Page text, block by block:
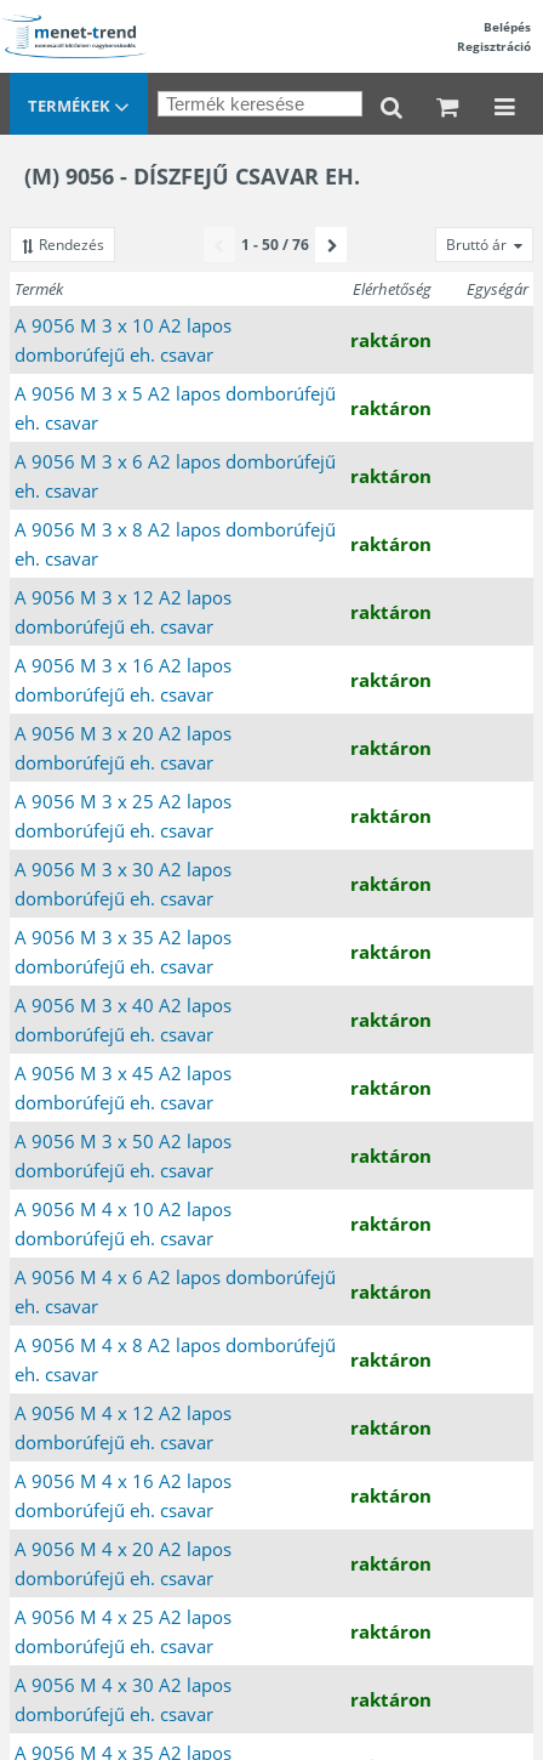
Belépés
Regisztráció
TERMÉKEK
(M) 9056 - DÍSZFEJŰ CSAVAR EH.
Rendezés 1 - 50 / 76 Bruttó ár
Termék Elérhetőség Egységár
A 9056 M 3 x 10 A2 lapos
domborúfejű eh. csavar
raktáron
A 9056 M 3 x 5 A2 lapos domborúfejű
eh. csavar
raktáron
A 9056 M 3 x 6 A2 lapos domborúfejű
eh. csavar
raktáron
A 9056 M 3 x 8 A2 lapos domborúfejű
eh. csavar
raktáron
A 9056 M 3 x 12 A2 lapos
domborúfejű eh. csavar
raktáron
A 9056 M 3 x 16 A2 lapos
domborúfejű eh. csavar
raktáron
A 9056 M 3 x 20 A2 lapos
domborúfejű eh. csavar
raktáron
A 9056 M 3 x 25 A2 lapos
domborúfejű eh. csavar
raktáron
A 9056 M 3 x 30 A2 lapos
domborúfejű eh. csavar
raktáron
A 9056 M 3 x 35 A2 lapos
domborúfejű eh. csavar
raktáron
A 9056 M 3 x 40 A2 lapos
domborúfejű eh. csavar
raktáron
A 9056 M 3 x 45 A2 lapos
domborúfejű eh. csavar
raktáron
A 9056 M 3 x 50 A2 lapos
domborúfejű eh. csavar
raktáron
A 9056 M 4 x 10 A2 lapos
domborúfejű eh. csavar
raktáron
A 9056 M 4 x 6 A2 lapos domborúfejű
eh. csavar
raktáron
A 9056 M 4 x 8 A2 lapos domborúfejű
eh. csavar
raktáron
A 9056 M 4 x 12 A2 lapos
domborúfejű eh. csavar
raktáron
A 9056 M 4 x 16 A2 lapos
domborúfejű eh. csavar
raktáron
A 9056 M 4 x 20 A2 lapos
domborúfejű eh. csavar
raktáron
A 9056 M 4 x 25 A2 lapos
domborúfejű eh. csavar
raktáron
A 9056 M 4 x 30 A2 lapos
domborúfejű eh. csavar
raktáron
A 9056 M 4 x 35 A2 lapos